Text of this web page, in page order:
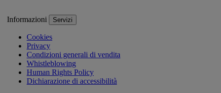
Informazioni Servizi
Cookies
Privacy
Condizioni generali di vendita
Whistleblowing
Human Rights Policy
Dichiarazione di accessibilità